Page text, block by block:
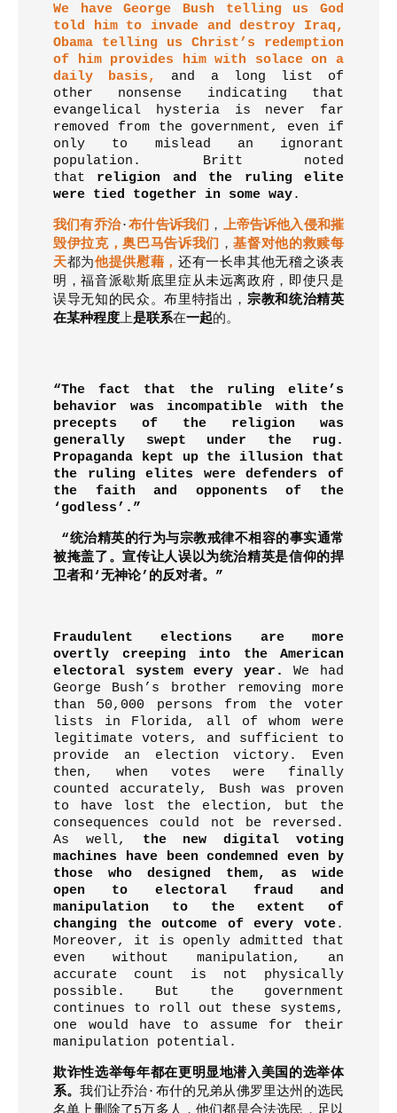
We have George Bush telling us God
told him to invade and destroy Iraq,
Obama telling us Christ’s redemption
of him provides him with solace on a
daily basis,
and a long list of
other nonsense indicating that
evangelical hysteria is never far
removed from the government, even if
only to mislead an ignorant
population. Britt noted
that religion and the ruling elite
were tied together in some way.
我们有乔治·布什告诉我们 ， 上帝告诉他入侵和摧
毁伊拉克，奥巴马告诉我们 ，基督对他的救赎每
天都为他提供慰藉， 还有一长串其他无稽之谈表
明，福音派歇斯底里症从未远离政府，即使只是
误导无知的民众。布里特指出，宗教和统治精英
在某种程度上是联系在一起的。
“The fact that the ruling elite’s
behavior was incompatible with the
precepts of the religion was
generally swept under the rug.
Propaganda kept up the illusion that
the ruling elites were defenders of
the faith and opponents of the
‘godless’.”
“统治精英的行为与宗教戒律不相容的事实通常
被掩盖了。宣传让人误以为统治精英是信仰的捍
卫者和‘无神论’的反对者。 ”
Fraudulent elections are more
overtly creeping into the American
electoral system every year.
We had
George Bush’s brother removing more
than 50,000 persons from the voter
lists in Florida, all of whom were
legitimate voters, and sufficient to
provide an election victory. Even
then, when votes were finally
counted accurately, Bush was proven
to have lost the election, but the
consequences could not be reversed.
As well, the new digital voting
machines have been condemned even by
those who designed them, as wide
open to electoral fraud and
manipulation to the extent of
changing the outcome of every vote.
Moreover, it is openly admitted that
even without manipulation, an
accurate count is not physically
possible. But the government
continues to roll out these systems,
one would have to assume for their
manipulation potential.
欺诈性选举每年都在更明显地潜入美国的选举体
系。我们让乔治· 布什的兄弟从佛罗里达州的选民